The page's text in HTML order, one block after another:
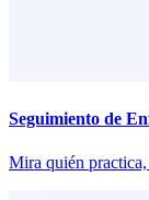
Seguimiento de
Mira quién